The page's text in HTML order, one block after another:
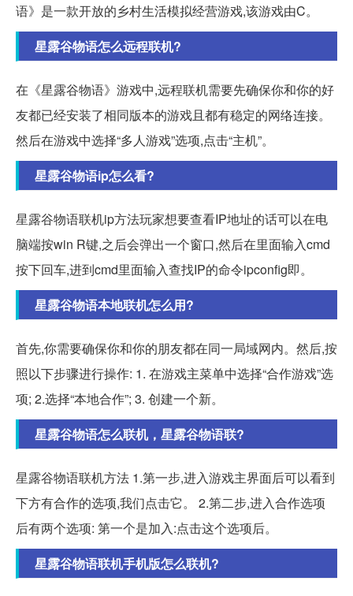
语》是一款开放的乡村生活模拟经营游戏,该游戏由C。
星露谷物语怎么远程联机?
在《星露谷物语》游戏中,远程联机需要先确保你和你的好
友都已经安装了相同版本的游戏且都有稳定的网络连接。
然后在游戏中选择“多人游戏”选项,点击“主机”。
星露谷物语ip怎么看?
星露谷物语联机ip方法玩家想要查看IP地址的话可以在电
脑端按win R键,之后会弹出一个窗口,然后在里面输入cmd
按下回车,进到cmd里面输入查找IP的命令ipconfig即。
星露谷物语本地联机怎么用?
首先,你需要确保你和你的朋友都在同一局域网内。然后,按
照以下步骤进行操作: 1. 在游戏主菜单中选择“合作游戏”选
项; 2.选择“本地合作”; 3. 创建一个新。
星露谷物语怎么联机，星露谷物语联?
星露谷物语联机方法 1.第一步,进入游戏主界面后可以看到
下方有合作的选项,我们点击它。 2.第二步,进入合作选项
后有两个选项: 第一个是加入:点击这个选项后。
星露谷物语联机手机版怎么联机?